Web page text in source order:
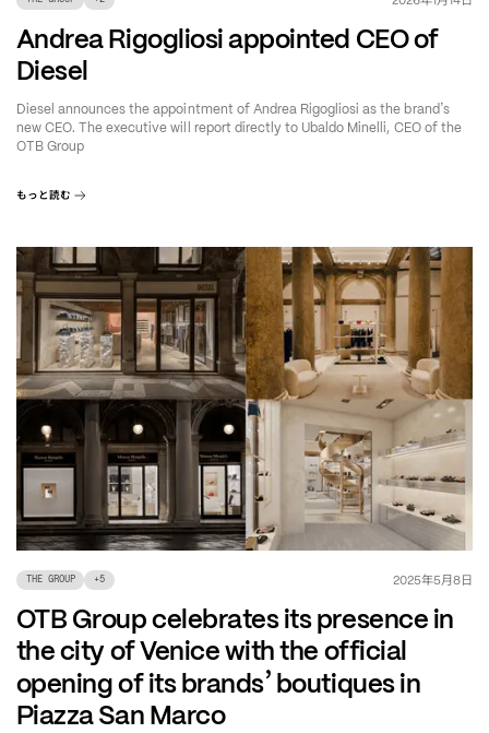
Andrea Rigogliosi appointed CEO of
Diesel
Diesel announces the appointment of Andrea Rigogliosi as the brand’s
new CEO. The executive will report directly to Ubaldo Minelli, CEO of the
OTB Group
もっと読む
THE GROUP +5 2025年5月8日
OTB Group celebrates its presence in
the city of Venice with the official
opening of its brands’boutiques in
Piazza San Marco